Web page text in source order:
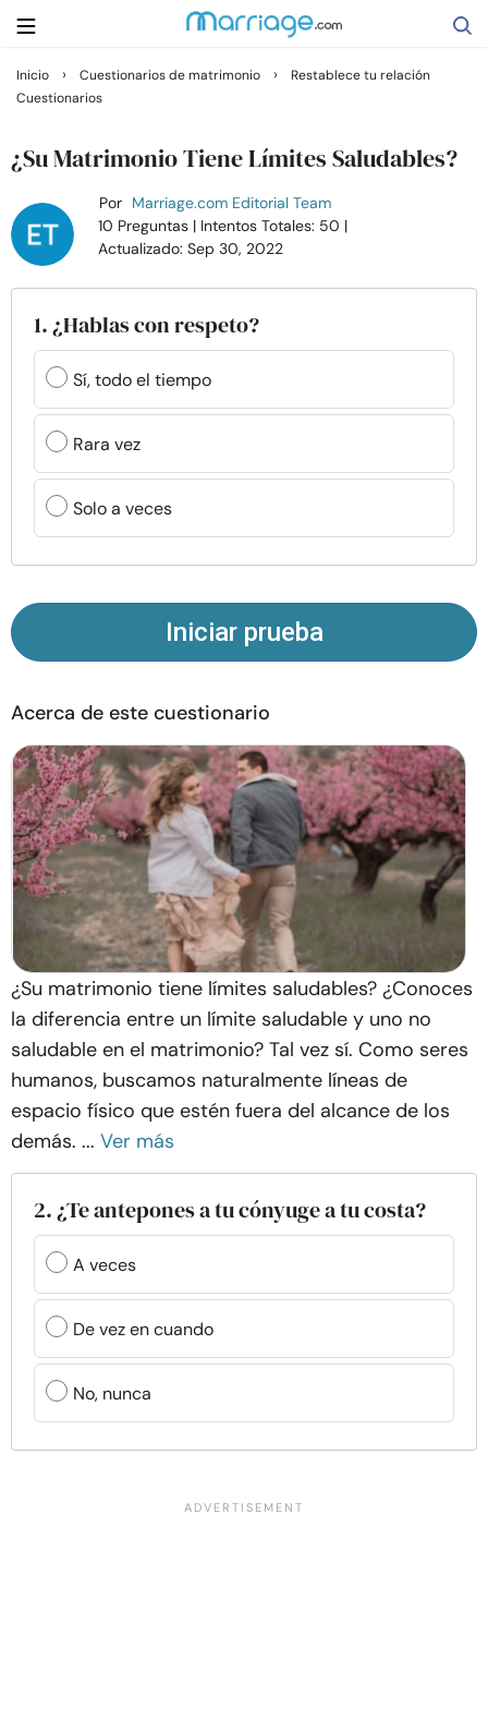
Buscar
Relaciones
Familia
Ayuda
Cursos
Recursos
Comunidad
Encuentra un terapeuta
Sobre nosotros Contáctanos Escríbenos
Publicidad con
nosotros
© Copyright 2026. Todos los derechos reservados.
Inicio › Cuestionarios de matrimonio ›
Restablece tu relación
Cuestionarios
¿Su Matrimonio Tiene Límites Saludables?
Por Marriage.com Editorial Team
10 Preguntas | Intentos Totales: 50 |
Actualizado: Sep 30, 2022
1. ¿Hablas con respeto?
Sí, todo el tiempo
Rara vez
Solo a veces
Iniciar prueba
Acerca de este cuestionario
¿Su matrimonio tiene límites saludables? ¿Conoces
la diferencia entre un límite saludable y uno no
saludable en el matrimonio? Tal vez sí. Como seres
humanos, buscamos naturalmente líneas de
espacio físico que estén fuera del alcance de los
demás. ... Ver más
2. ¿Te antepones a tu cónyuge a tu costa?
A veces
De vez en cuando
No, nunca